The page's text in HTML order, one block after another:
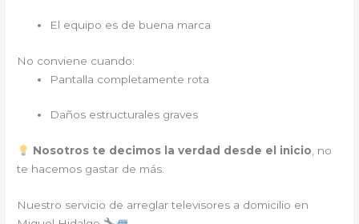
El equipo es de buena marca
No conviene cuando:
Pantalla completamente rota
Daños estructurales graves
Nosotros te decimos la verdad desde el inicio, no
te hacemos gastar de más.
Nuestro servicio de arreglar televisores a domicilio en